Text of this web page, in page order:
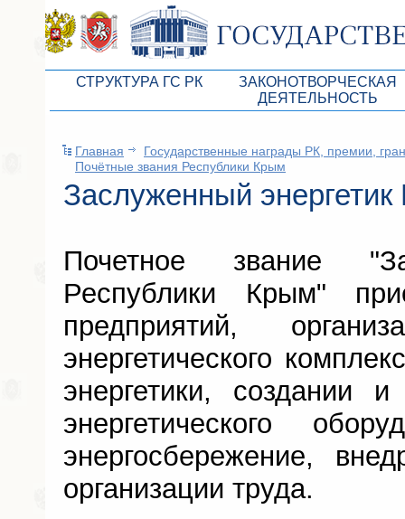
СТРУКТУРА ГС РК
Президиум ГС РК
Депутатский корпус
Депутатские фракции ГС РК
Аппарат ГС РК
Советники Председателя ГС РК
ЗАКОНОТВОРЧЕСКАЯ
ДЕЯТЕЛЬНОСТЬ
Бюджет Республики
Законы
Независимая
Информация
Главная
Государственные награды РК, премии,
Почётные звания Республики Крым
Заслуженный
Почетное звание
Республики Крым"
предприятий,
энергетического
энергетики, создании
энергетического
энергосбережение,
организации труда.